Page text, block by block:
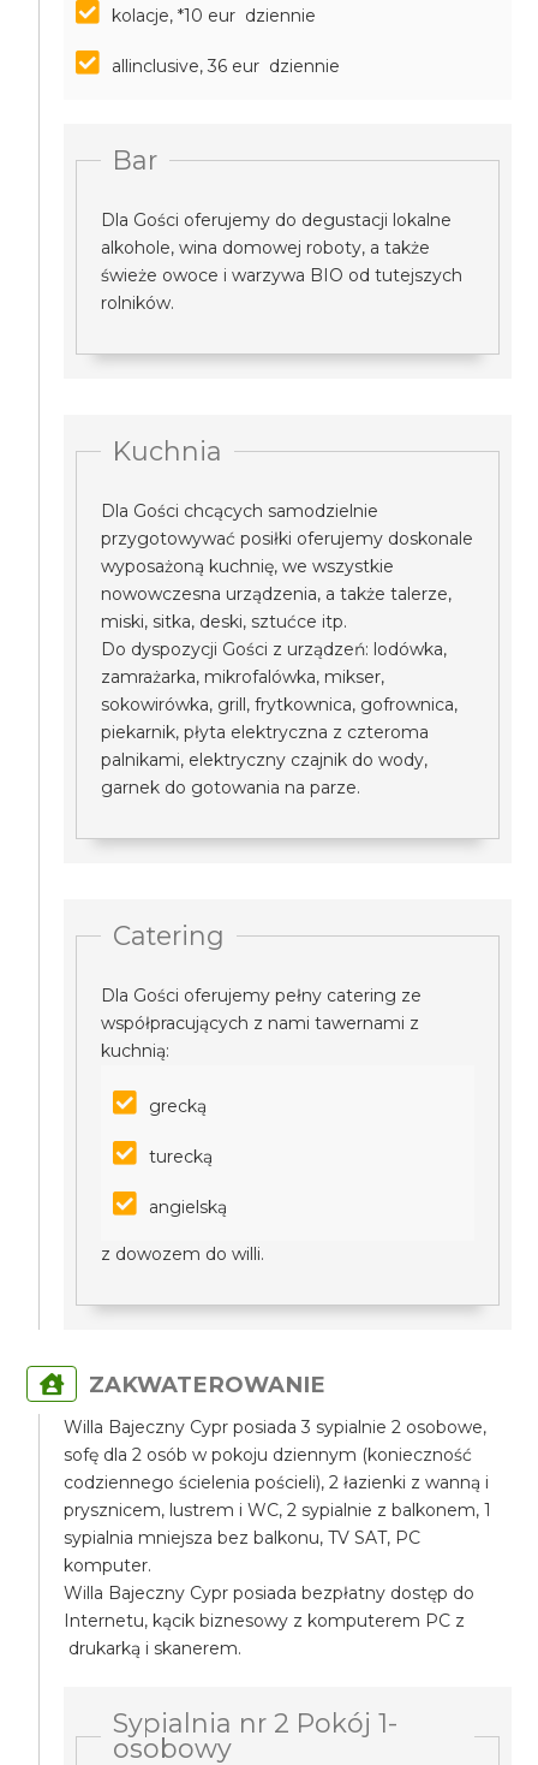
kolacje, *10 eur dziennie
allinclusive, 36 eur dziennie
Bar
Dla Gości oferujemy do degustacji lokalne
alkohole, wina domowej roboty, a także
świeże owoce i warzywa BIO od tutejszych
rolników.
Kuchnia
Dla Gości chcących samodzielnie
przygotowywać posiłki oferujemy doskonale
wyposażoną kuchnię, we wszystkie
nowowczesna urządzenia, a także talerze,
miski, sitka, deski, sztućce itp.
Do dyspozycji Gości z urządzeń: lodówka,
zamrażarka, mikrofalówka, mikser,
sokowirówka, grill, frytkownica, gofrownica,
piekarnik, płyta elektryczna z czteroma
palnikami, elektryczny czajnik do wody,
garnek do gotowania na parze.
Catering
Dla Gości oferujemy pełny catering ze
współpracujących z nami tawernami z
kuchnią:
grecką
turecką
angielską
z dowozem do willi.
ZAKWATEROWANIE
Willa Bajeczny Cypr posiada 3 sypialnie 2 osobowe,
sofę dla 2 osób w pokoju dziennym (konieczność
codziennego ścielenia pościeli), 2 łazienki z wanną i
prysznicem, lustrem i WC, 2 sypialnie z balkonem, 1
sypialnia mniejsza bez balkonu, TV SAT, PC
komputer.
Willa Bajeczny Cypr posiada bezpłatny dostęp do
Internetu, kącik biznesowy z komputerem PC z
drukarką i skanerem.
Sypialnia nr 2 Pokój 1-
osobowy